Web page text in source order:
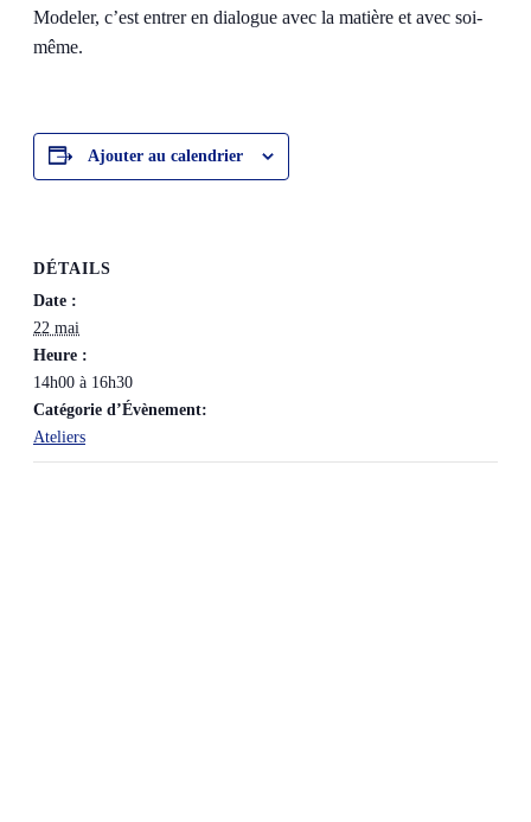
Modeler, c’est entrer en dialogue avec la matière et avec soi-
même.
Ajouter au calendrier
DÉTAILS
Date :
22 mai
Heure :
14h00 à 16h30
Catégorie d’Évènement:
Ateliers